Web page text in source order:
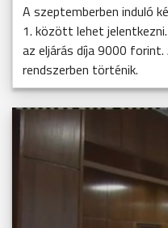
A szeptemberben induló
1. között lehet
az eljárás díja 9000
rendszerben történik.